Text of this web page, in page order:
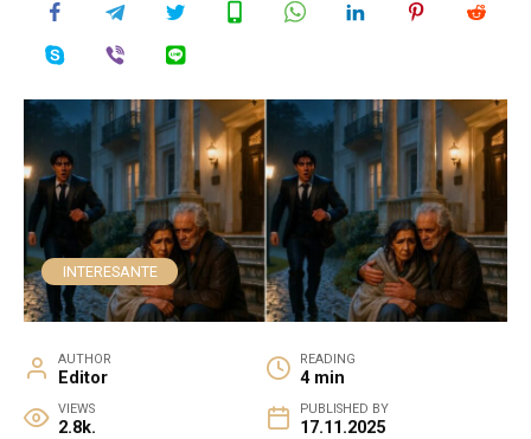
INTERESANTE
AUTHOR
Editor
READING
4 min
VIEWS
2.8k.
PUBLISHED BY
17.11.2025